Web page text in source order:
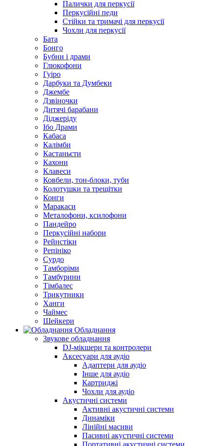
Палички для перкусії
Перкусійні педи
Стійки та тримачі для перкусії
Чохли для перкусії
Бата
Бонго
Бубни і драми
Глюкофони
Гуіро
Дарбуки та Думбеки
Джембе
Дзвіночки
Дитячі барабани
Діджеріду
Ібо Драми
Кабаса
Калімби
Кастаньєти
Кахони
Клавеси
Ковбели, тон-блоки, туби
Колотушки та трещітки
Конги
Маракаси
Металофони, ксилофони
Пандейро
Перкусійні набори
Рейнстіки
Репініко
Сурдо
Тамборіми
Тамбурини
Тімбалес
Трикутники
Ханги
Чаймес
Шейкери
Обладнання
Звукове обладнання
DJ-мікшери та контролери
Аксесуари для аудіо
Адаптери для аудіо
Інше для аудіо
Картриджі
Чохли для аудіо
Акустичні системи
Активні акустичні системи
Динаміки
Лінійні масиви
Пасивні акустичні системи
Портативні акустичні системи